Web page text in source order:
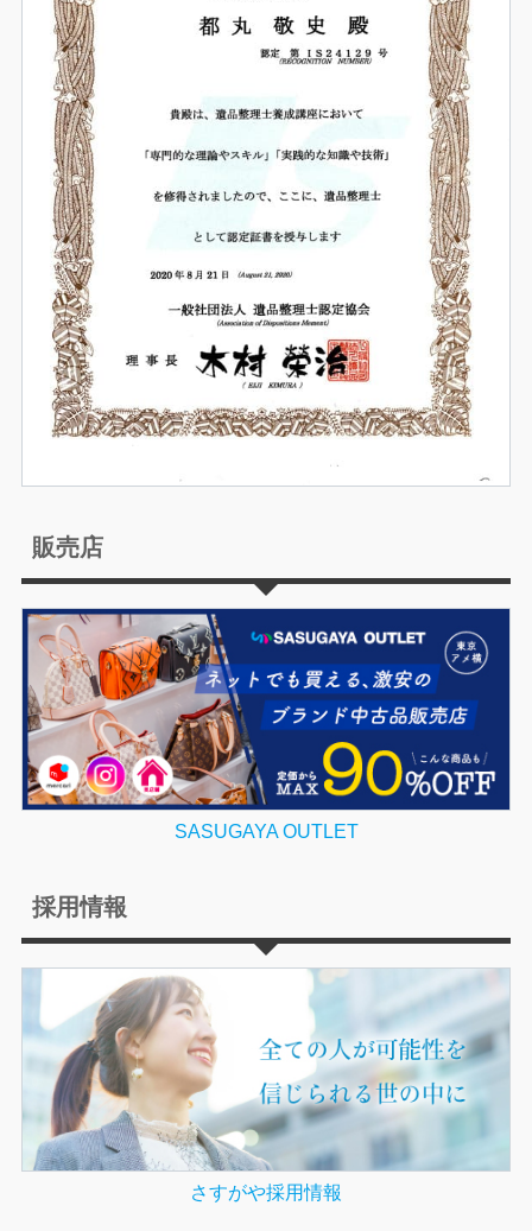
販売店
SASUGAYA OUTLET
採用情報
さすがや採用情報